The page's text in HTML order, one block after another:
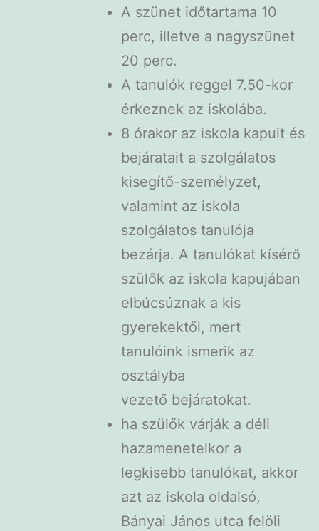
A szünet időtartama 10
perc, illetve a nagyszünet
20 perc.
A tanulók reggel 7.50-kor
érkeznek az iskolába.
8 órakor az iskola kapuit és
bejáratait a szolgálatos
kisegítő-személyzet,
valamint az iskola
szolgálatos tanulója
bezárja. A tanulókat kísérő
szülők az iskola kapujában
elbúcsúznak a kis
gyerekektől, mert
tanulóink ismerik az
osztályba
vezető bejáratokat.
ha szülők várják a déli
hazamenetelkor a
legkisebb tanulókat, akkor
azt az iskola oldalsó,
Bányai János utca felöli